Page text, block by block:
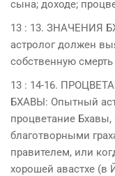
сына; доходе;
13 : 13. ЗНАЧЕНИЯ
астролог должен
собственную
13 : 14-16.
БХAВЫ: Опытный
процветание Бхавы,
благотворными
правителем, или
хорошей авастхе (в